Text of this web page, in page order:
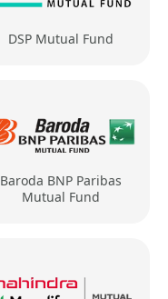
DSP Mutual Fund
Baroda BNP Paribas
Mutual Fund